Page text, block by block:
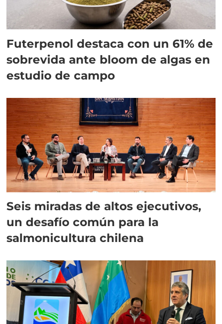
Futerpenol destaca con un 61% de
sobrevida ante bloom de algas en
estudio de campo
Seis miradas de altos ejecutivos,
un desafío común para la
salmonicultura chilena